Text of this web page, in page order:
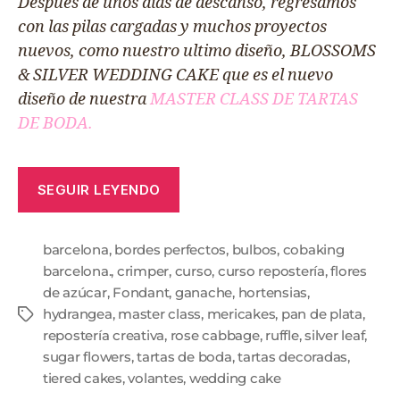
con las pilas cargadas y muchos proyectos
nuevos, como nuestro ultimo diseño, BLOSSOMS
& SILVER WEDDING CAKE que es el nuevo
diseño de nuestraMASTER CLASS DE TARTAS
DE BODA.
SEGUIR LEYENDO
barcelona, bordes perfectos, bulbos, cobaking
barcelona., crimper, curso, curso repostería,flores
de azúcar, Fondant, ganache, hortensias,
hydrangea, master class, mericakes, pan de plata,
repostería creativa, rose cabbage, ruffle,silver leaf,
sugar flowers,tartas de boda,tartas decoradas,
tiered cakes,volantes, wedding cake